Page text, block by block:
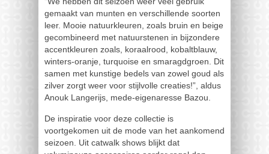
gemaakt van munten en verschillende soorten
leer. Mooie natuurkleuren, zoals bruin en beige
gecombineerd met natuurstenen in bijzondere
accentkleuren zoals, koraalrood, kobaltblauw,
winters-oranje, turquoise en smaragdgroen. Dit
samen met kunstige bedels van zowel goud als
zilver zorgt weer voor stijlvolle creaties!”, aldus
Anouk Langerijs, mede-eigenaresse Bazou.
De inspiratie voor deze collectie is
voortgekomen uit de mode van het aankomend
seizoen. Uit catwalk shows blijkt dat